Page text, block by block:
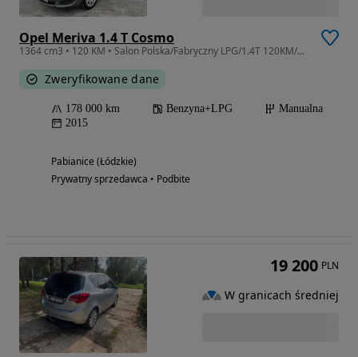
Opel Meriva 1.4 T Cosmo
1364 cm3 • 120 KM • Salon Polska/Fabryczny LPG/1.4T 120KM/bezwypadkowy/
Zweryfikowane dane
178 000 km Benzyna+LPG
Manualna
2015
Pabianice (Łódzkie)
Prywatny sprzedawca • Podbite
19 200 PLN
W granicach średniej